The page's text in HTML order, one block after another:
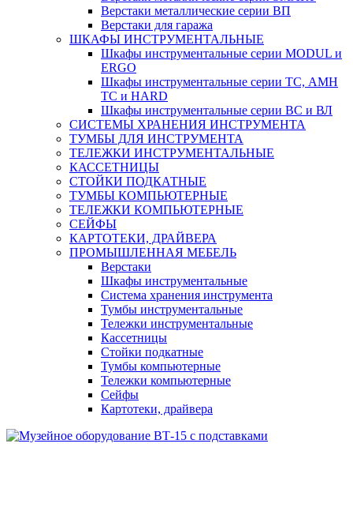
Верстаки металлические серии ВП
Верстаки для гаража
ШКАФЫ ИНСТРУМЕНТАЛЬНЫЕ
Шкафы инструментальные серии MODUL и
ERGO
Шкафы инструментальные серии ТС, АМН
ТС и HARD
Шкафы инструментальные серии ВС и ВЛ
СИСТЕМЫ ХРАНЕНИЯ ИНСТРУМЕНТА
ТУМБЫ ДЛЯ ИНСТРУМЕНТА
ТЕЛЕЖКИ ИНСТРУМЕНТАЛЬНЫЕ
КАССЕТНИЦЫ
СТОЙКИ ПОДКАТНЫЕ
ТУМБЫ КОМПЬЮТЕРНЫЕ
ТЕЛЕЖКИ КОМПЬЮТЕРНЫЕ
СЕЙФЫ
КАРТОТЕКИ, ДРАЙВЕРА
ПРОМЫШЛЕННАЯ МЕБЕЛЬ
Верстаки
Шкафы инструментальные
Система хранения инструмента
Тумбы инструментальные
Тележки инструментальные
Кассетницы
Стойки подкатные
Тумбы компьютерные
Тележки компьютерные
Сейфы
Картотеки, драйвера